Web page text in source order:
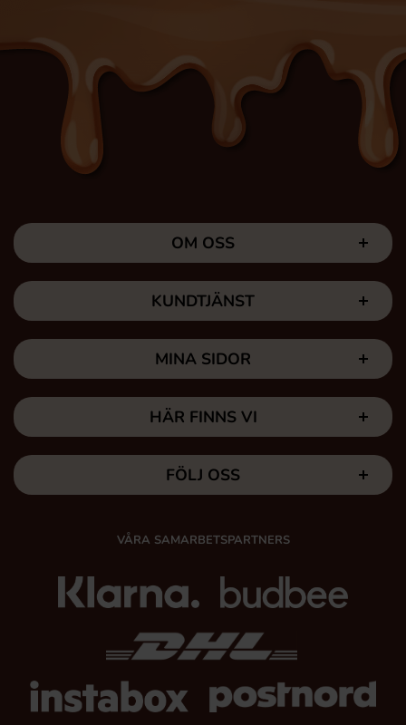
OM OSS
KUNDTJÄNST
MINA SIDOR
HÄR FINNS VI
FÖLJ OSS
VÅRA SAMARBETSPARTNERS